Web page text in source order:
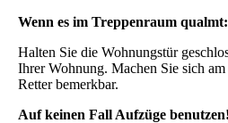
Wenn es im Treppenraum qualmt:
Halten Sie die Wohnungstür
Ihrer Wohnung. Machen Sie sich
Retter bemerkbar.
Auf keinen Fall Aufzüge benutzen!